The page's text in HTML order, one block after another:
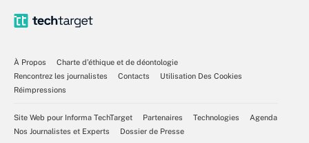
À Propos
Charte d’éthique et de déontologie
Rencontrez les journalistes
Contacts
Utilisation Des Cookies
Réimpressions
Site Web pour Informa TechTarget Partenaires Technologies
Agenda
Nos Journalistes et Experts
Dossier de Presse